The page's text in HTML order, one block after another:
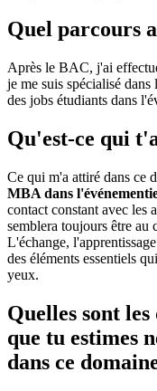
Quel parcours
Après le BAC, j'ai
je me suis spécialisé
des jobs étudiants dans
Qu'est-ce qui
Ce qui m'a attiré dans ce
MBA dans
contact constant avec les
semblera toujours être
L'échange,
des éléments essentiels
yeux.
Quelles sont
que tu estimes
dans ce